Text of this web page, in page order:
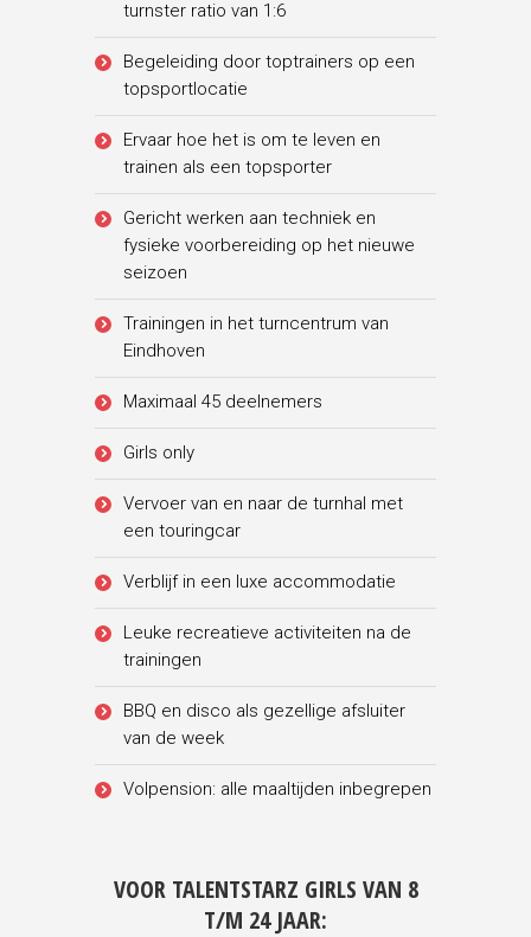
turnster ratio van 1:6
Begeleiding door toptrainers op een
topsportlocatie
Ervaar hoe het is om te leven en
trainen als een topsporter
Gericht werken aan techniek en
fysieke voorbereiding op het nieuwe
seizoen
Trainingen in het turncentrum van
Eindhoven
Maximaal 45 deelnemers
Girls only
Vervoer van en naar de turnhal met
een touringcar
Verblijf in een luxe accommodatie
Leuke recreatieve activiteiten na de
trainingen
BBQ en disco als gezellige afsluiter
van de week
Volpension: alle maaltijden inbegrepen
VOOR TALENTSTARZ GIRLS VAN 8
T/M 24 JAAR: